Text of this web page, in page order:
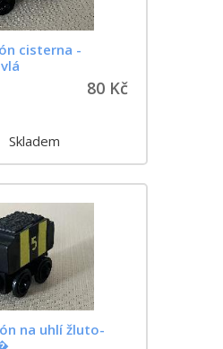
cisterna -
80 Kč
Skladem
na uhlí žluto-